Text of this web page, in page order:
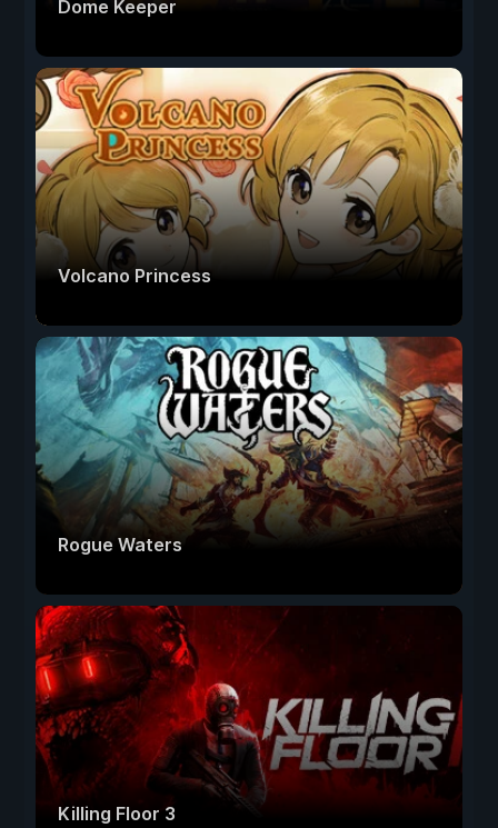
Dome Keeper
Volcano Princess
Rogue Waters
Killing Floor 3